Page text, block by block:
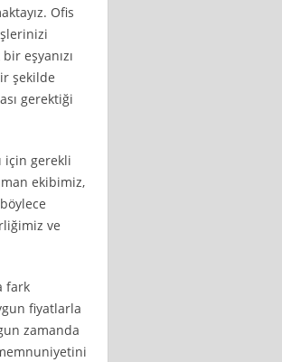
Ofis
eşyanızı
şekilde
gerektiği
için gerekli
ekibimiz,
ve
fark
fiyatlarla
zamanda